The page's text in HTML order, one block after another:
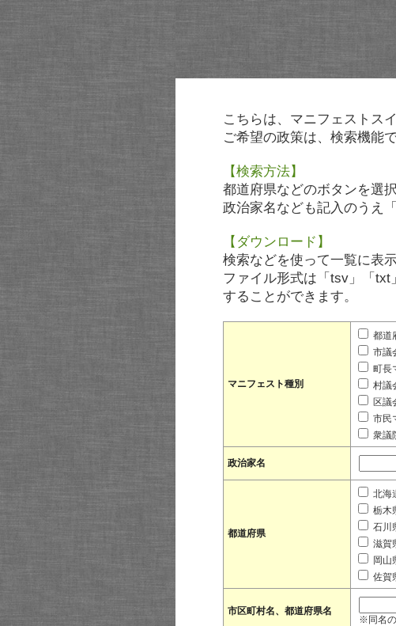
こちらは、マニフェストス
ご希望の政策は、検索機能
【検索方法】
都道府県などのボタンを選
政治家名なども記入のうえ
【ダウンロード】
検索などを使って一覧に表
ファイル形式は「tsv」「txt
することができます。
マニフェスト種別
都道
市議
町長
村議
区議
市民
衆議
政治家名
都道府県
北海
栃木
石川
滋賀
岡山
佐賀
市区町村名、都道府県名
※同名の